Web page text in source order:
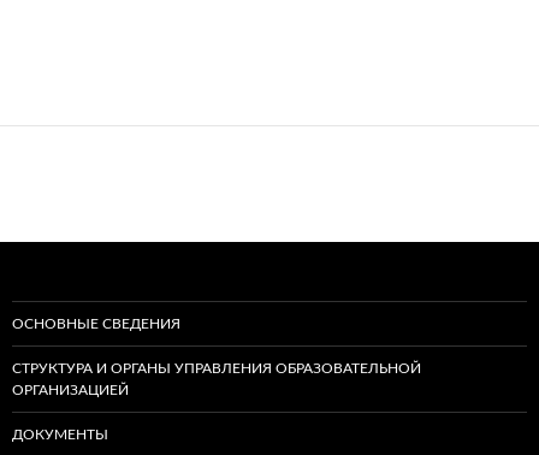
ОСНОВНЫЕ СВЕДЕНИЯ
СТРУКТУРА И ОРГАНЫ УПРАВЛЕНИЯ ОБРАЗОВАТЕЛЬНОЙ
ОРГАНИЗАЦИЕЙ
ДОКУМЕНТЫ